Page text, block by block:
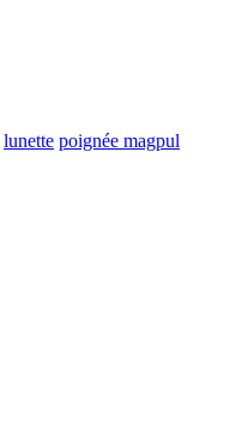
lunette poignée magpul